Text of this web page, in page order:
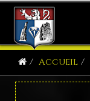
Accueil